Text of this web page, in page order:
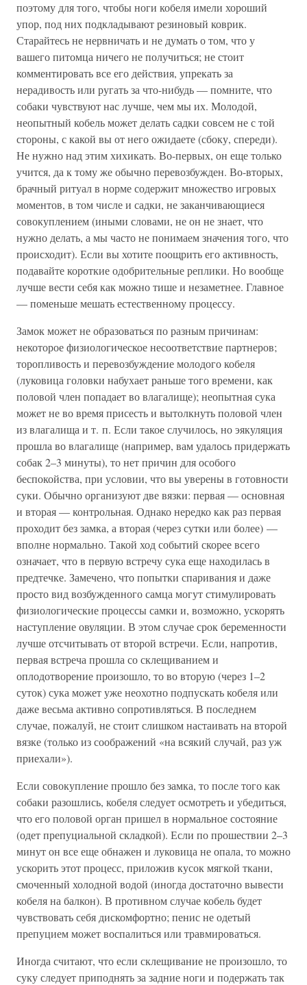
поэтому для того, чтобы ноги кобеля имели хороший
упор, под них подкладывают резиновый коврик.
Старайтесь не нервничать и не думать о том, что у
вашего питомца ничего не получиться; не стоит
комментировать все его действия, упрекать за
нерадивость или ругать за что-нибудь — помните, что
собаки чувствуют нас лучше, чем мы их. Молодой,
неопытный кобель может делать садки совсем не с той
стороны, с какой вы от него ожидаете (сбоку, спереди).
Не нужно над этим хихикать. Во-первых, он еще только
учится, да к тому же обычно перевозбужден. Во-вторых,
брачный ритуал в норме содержит множество игровых
моментов, в том числе и садки, не заканчивающиеся
совокуплением (иными словами, не он не знает, что
нужно делать, а мы часто не понимаем значения того, что
происходит). Если вы хотите поощрить его активность,
подавайте короткие одобрительные реплики. Но вообще
лучше вести себя как можно тише и незаметнее. Главное
— поменьше мешать естественному процессу.
Замок может не образоваться по разным причинам:
некоторое физиологическое несоответствие партнеров;
торопливость и перевозбуждение молодого кобеля
(луковица головки набухает раньше того времени, как
половой член попадает во влагалище); неопытная сука
может не во время присесть и вытолкнуть половой член
из влагалища и т. п. Если такое случилось, но эякуляция
прошла во влагалище (например, вам удалось придержать
собак 2–3 минуты), то нет причин для особого
беспокойства, при условии, что вы уверены в готовности
суки. Обычно организуют две вязки: первая — основная
и вторая — контрольная. Однако нередко как раз первая
проходит без замка, а вторая (через сутки или более) —
вполне нормально. Такой ход событий скорее всего
означает, что в первую встречу сука еще находилась в
предтечке. Замечено, что попытки спаривания и даже
просто вид возбужденного самца могут стимулировать
физиологические процессы самки и, возможно, ускорять
наступление овуляции. В этом случае срок беременности
лучше отсчитывать от второй встречи. Если, напротив,
первая встреча прошла со склещиванием и
оплодотворение произошло, то во вторую (через 1–2
суток) сука может уже неохотно подпускать кобеля или
даже весьма активно сопротивляться. В последнем
случае, пожалуй, не стоит слишком настаивать на второй
вязке (только из соображений «на всякий случай, раз уж
приехали»).
Если совокупление прошло без замка, то после того как
собаки разошлись, кобеля следует осмотреть и убедиться,
что его половой орган пришел в нормальное состояние
(одет препуциальной складкой). Если по прошествии 2–3
минут он все еще обнажен и луковица не опала, то можно
ускорить этот процесс, приложив кусок мягкой ткани,
смоченный холодной водой (иногда достаточно вывести
кобеля на балкон). В противном случае кобель будет
чувствовать себя дискомфортно; пенис не одетый
препуцием может воспалиться или травмироваться.
Иногда считают, что если склещивание не произошло, то
суку следует приподнять за задние ноги и подержать так